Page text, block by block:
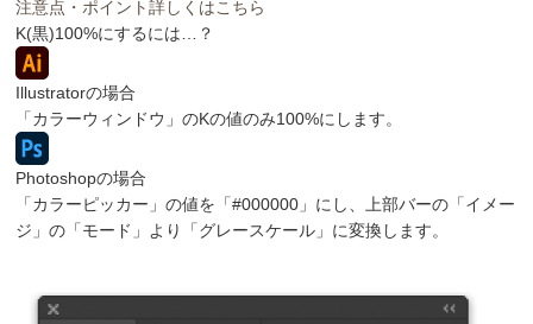
注意点・ポイント詳しくはこちら
K(黒)100%にするには…？
Illustratorの場合
「カラーウィンドウ」のKの値のみ100%にします。
Photoshopの場合
「カラーピッカー」の値を「#000000」にし、上部バーの「イメー
ジ」の「モード」より「グレースケール」に変換します。